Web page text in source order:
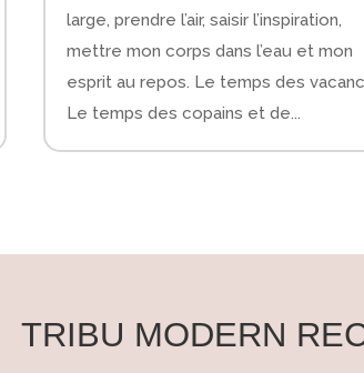
large, prendre l’air, saisir l’inspiration,
mettre mon corps dans l’eau et mon
esprit au repos. Le temps des
Le temps des copains et de...
TRIBU MODERN